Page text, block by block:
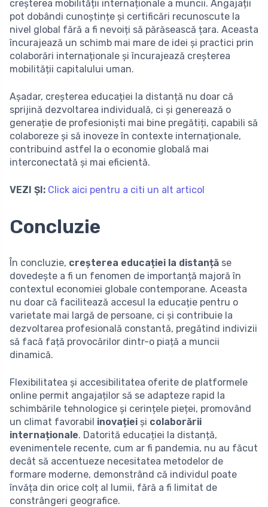
creșterea mobilității internaționale a muncii. Angajații
pot dobândi cunoștințe și certificări recunoscute la
nivel global fără a fi nevoiți să părăsească țara. Aceasta
încurajează un schimb mai mare de idei și practici prin
colaborări internaționale și încurajează creșterea
mobilității capitalului uman.
Așadar, creșterea educației la distanță nu doar că
sprijină dezvoltarea individuală, ci și generează o
generație de profesioniști mai bine pregătiți, capabili să
colaboreze și să inoveze în contexte internaționale,
contribuind astfel la o economie globală mai
interconectată și mai eficientă.
VEZI ȘI: Click aici pentru a citi un alt articol
Concluzie
În concluzie, creșterea educației la distanță se
dovedește a fi un fenomen de importanță majoră în
contextul economiei globale contemporane. Aceasta
nu doar că facilitează accesul la educație pentru o
varietate mai largă de persoane, ci și contribuie la
dezvoltarea profesională constantă, pregătind indivizii
să facă față provocărilor dintr-o piață a muncii
dinamică.
Flexibilitatea și accesibilitatea oferite de platformele
online permit angajaților să se adapteze rapid la
schimbările tehnologice și cerințele pieței, promovând
un climat favorabil inovației și colaborării
internaționale. Datorită educației la distanță,
evenimentele recente, cum ar fi pandemia, nu au făcut
decât să accentueze necesitatea metodelor de
formare moderne, demonstrând că individul poate
învăța din orice colț al lumii, fără a fi limitat de
constrângeri geografice.